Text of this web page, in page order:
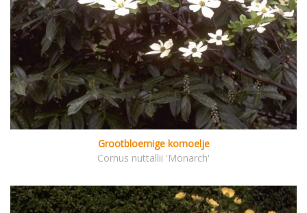
Grootbloemige kornoelje
Cornus nuttallii 'Monarch'